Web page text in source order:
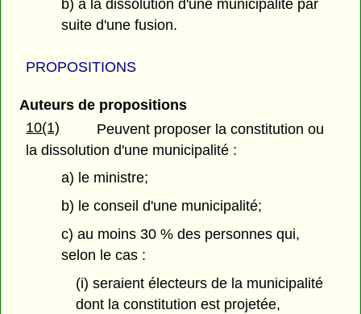
b) à la dissolution d'une municipalité par
suite d'une fusion.
PROPOSITIONS
Auteurs de propositions
10(1)
Peuvent proposer la constitution ou
la dissolution d'une municipalité :
a) le ministre;
b) le conseil d'une municipalité;
c) au moins 30 % des personnes qui,
selon le cas :
(i) seraient électeurs de la municipalité
dont la constitution est projetée,